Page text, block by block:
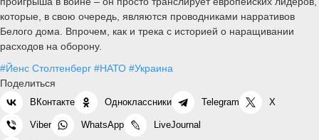
которые, в свою очередь, являются проводниками нарративов
Белого дома. Впрочем, как и трека с историей о наращивании
расходов на оборону.
#Йенс Столтенберг #НАТО #Украина
Поделиться
ВКонтакте Одноклассники Telegram X
Viber WhatsApp LiveJournal